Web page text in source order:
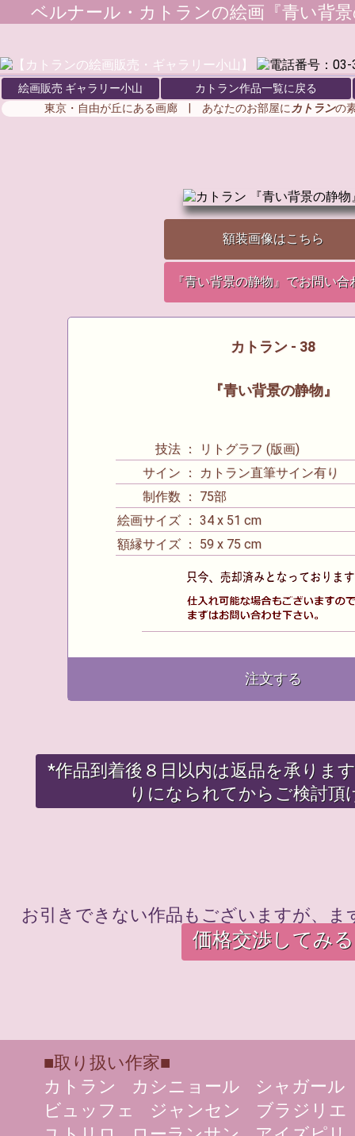
ベルナール・カトランの絵画『青い背
絵画販売 ギャラリー小山
カトラン作品一覧に戻る
東京・自由が丘にある画廊 | あなたのお部屋に カトランの
額装画像はこちら
『青い背景の静物』でお問い合
カトラン - 38
『青い背景の静物』
技法 ： リトグラフ (版画)
サイン ： カトラン直筆サイン有り
制作数 ： 75部
絵画サイズ ： 34 x 51 cm
額縁サイズ ： 59 x 75 cm
注文する
*作品到着後８日以内は返品を承りま
りになられてからご検討頂
お引きできない作品もございますが、
価格交渉してみる
■取り扱い作家■
カトラン
カシニョール
シャガール
ビュッフェ
ジャンセン
ブラジリエ